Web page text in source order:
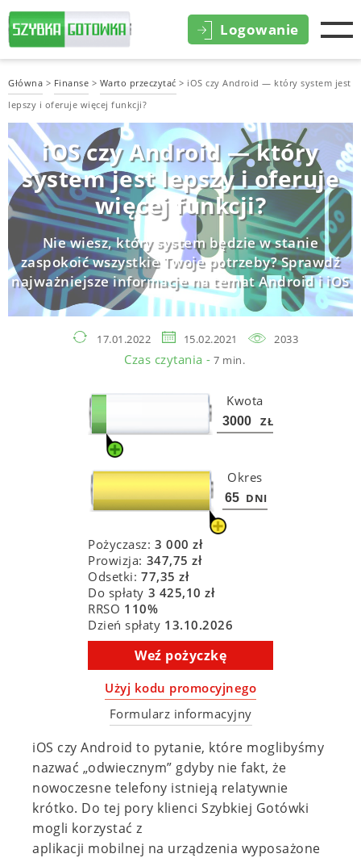
Logowanie
Główna > Finanse > Warto przeczytać > iOS czy Android — który system jest
lepszy i oferuje więcej funkcji?
iOS czy Android — który
system jest lepszy i oferuje
więcej funkcji?
Nie wiesz, który system będzie w stanie
zaspokoić wszystkie Twoje potrzeby? Sprawdź
najważniejsze informacje na temat Android i iOS
17.01.2022 15.02.2021 2033
Czas czytania - 7 min.
iOS czy Android to pytanie, które moglibyśmy
nazwać „odwiecznym” gdyby nie fakt, że
nowoczesne telefony istnieją relatywnie
krótko. Do tej pory klienci Szybkiej Gotówki
mogli korzystać z
aplikacji mobilnej na urządzenia wyposażone
Kwota
ZŁ
Okres
DNI
Pożyczasz: 3 000 zł
Prowizja: 347,75 zł
Odsetki: 77,35 zł
Do spłaty 3 425,10 zł
RRSO 110%
Dzień spłaty 13.10.2026
Weź pożyczkę
Użyj kodu promocyjnego
Formularz informacyjny